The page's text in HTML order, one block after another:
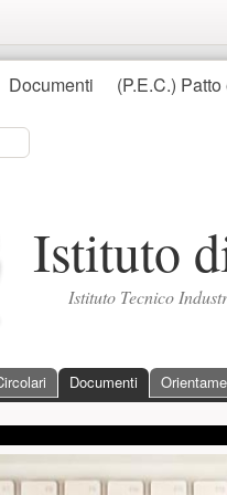
Documenti (P.E.C.)
Istituto
Istituto Tecnico
Documenti